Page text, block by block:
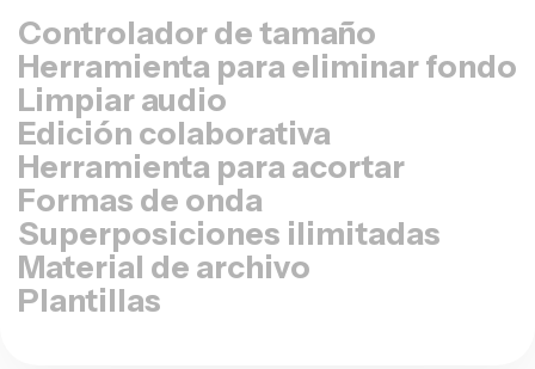
Herramienta para eliminar fondo
Limpiar audio
Edición colaborativa
Herramienta para acortar
Formas de onda
Superposiciones ilimitadas
Material de archivo
Plantillas